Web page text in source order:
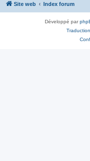
Site web Index forum
Développé par